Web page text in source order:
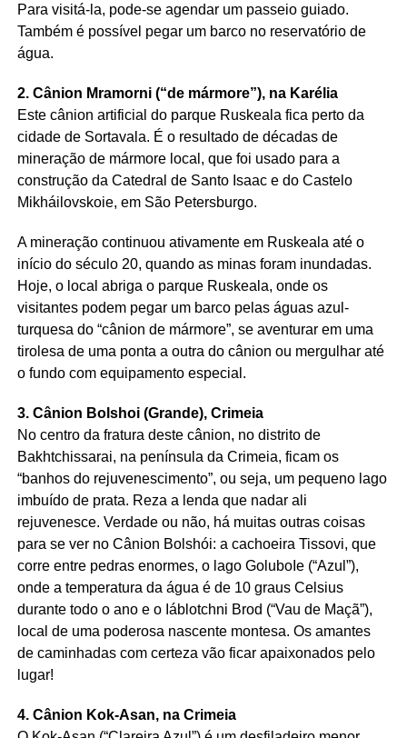
Para visitá-la, pode-se agendar um passeio guiado.
Também é possível pegar um barco no reservatório de
água.
2. Cânion Mramorni (“de mármore”), na Karélia
Este cânion artificial do parque Ruskeala fica perto da
cidade de Sortavala. É o resultado de décadas de
mineração de mármore local, que foi usado para a
construção da Catedral de Santo Isaac e do Castelo
Mikháilovskoie, em São Petersburgo.
A mineração continuou ativamente em Ruskeala até o
início do século 20, quando as minas foram inundadas.
Hoje, o local abriga o parque Ruskeala, onde os
visitantes podem pegar um barco pelas águas azul-
turquesa do “cânion de mármore”, se aventurar em uma
tirolesa de uma ponta a outra do cânion ou mergulhar até
o fundo com equipamento especial.
3. Cânion Bolshoi (Grande), Crimeia
No centro da fratura deste cânion, no distrito de
Bakhtchissarai, na península da Crimeia, ficam os
“banhos do rejuvenescimento”, ou seja, um pequeno lago
imbuído de prata. Reza a lenda que nadar ali
rejuvenesce. Verdade ou não, há muitas outras coisas
para se ver no Cânion Bolshói: a cachoeira Tissovi, que
corre entre pedras enormes, o lago GoluboIe (“Azul”),
onde a temperatura da água é de 10 graus Celsius
durante todo o ano e o Iáblotchni Brod (“Vau de Maçã”),
local de uma poderosa nascente montesa. Os amantes
de caminhadas com certeza vão ficar apaixonados pelo
lugar!
4. Cânion Kok-Asan, na Crimeia